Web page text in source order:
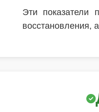
Эти показатели
восстановления,